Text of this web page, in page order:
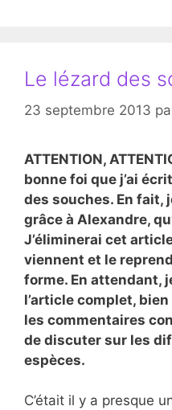
Le lézard des
23 septembre 2013
ATTENTION,
bonne foi que j’ai
des souches. En fait,
grâce à Alexandre,
J’éliminerai cet
viennent et le
forme. En attendant,
l’article complet, bien
les commentaires
de discuter sur les
espèces.
C’était il y a presque